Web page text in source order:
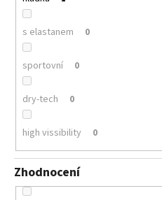
s elastanem 0
sportovní 0
dry-tech 0
high vissibility 0
Zhodnocení